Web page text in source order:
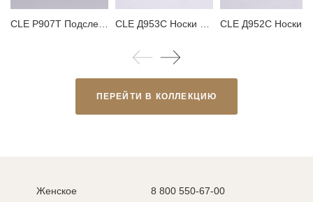
ПЕРЕЙТИ В КОЛЛЕКЦИЮ
Женское
8 800 550-67-00